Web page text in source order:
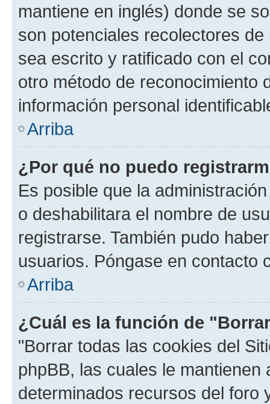
mantiene en inglés) donde se
son potenciales recolectores
sea escrito y ratificado con el
otro método de reconocimiento
información personal
Arriba
¿Por qué no puedo
Es posible que la
o deshabilitara el nombre de
registrarse. También pudo
usuarios. Póngase en contacto
Arriba
¿Cuál es la función de
"Borrar todas las cookies del
phpBB, las cuales le
determinados recursos del foro